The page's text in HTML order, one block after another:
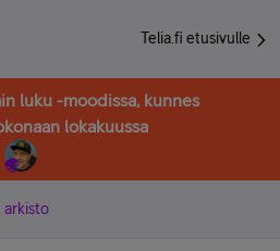
Telia.fi etusivulle
luku -moodissa, kunnes
lokakuussa
arkisto